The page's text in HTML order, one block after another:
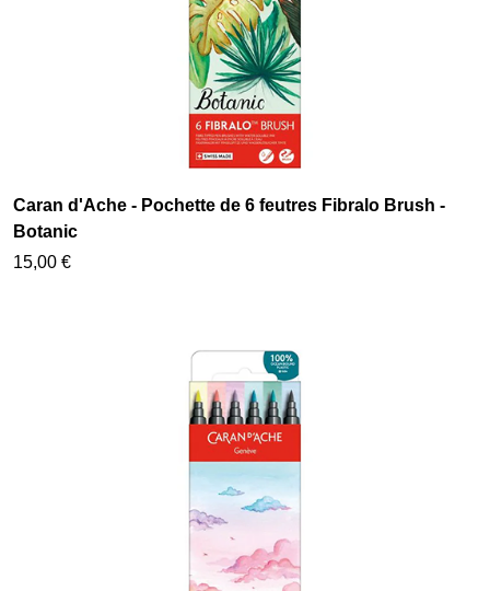
Caran d'Ache - Pochette de 6 feutres Fibralo Brush -
Botanic
15,00 €